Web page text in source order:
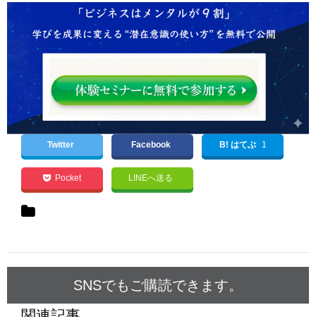
Twitter Facebook B! はてぶ 1
Pocket LINEへ送る
SNSでもご購読できます。